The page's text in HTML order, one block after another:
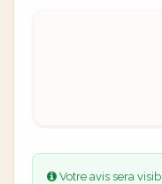
Votre avis sera